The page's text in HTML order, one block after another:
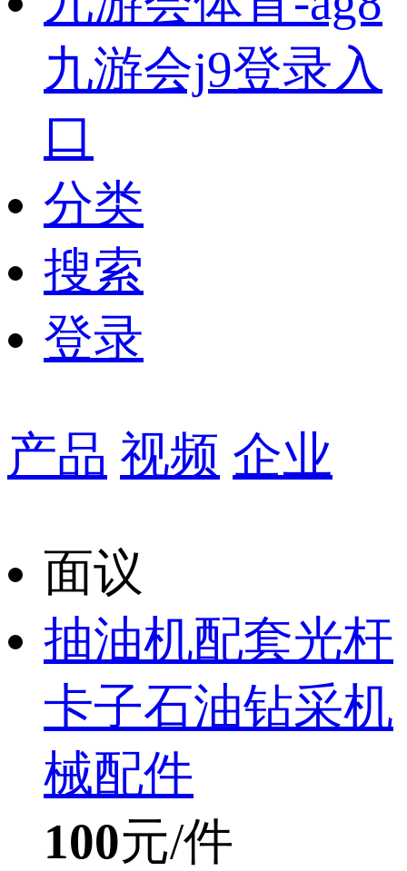
九游会j9登录入
口
分类
搜索
登录
产品 视频 企业
面议
抽油机配套光杆
卡子石油钻采机
械配件
100元/件